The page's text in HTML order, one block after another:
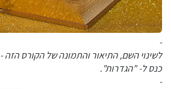
-
לשינוי השם, התיאור והתמונה של הקורס הזה -
כנס ל- "הגדרות".
-